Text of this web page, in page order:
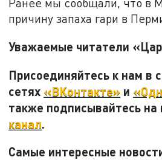
Ранее мы сообщали, что в
причину запаха гари в
Уважаемые читатели
Присоединяйтесь к нам в
сетях «ВКонтакте» и
также подписывайтесь на
канал.
Самые интересные